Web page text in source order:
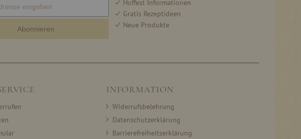
Abonnieren
Hoffest Informationen
Gratis Rezeptideen
Neue Produkte
INFORMATION
Widerrufsbelehrung
Datenschutzerklärung
Barrierefreiheitserklärung